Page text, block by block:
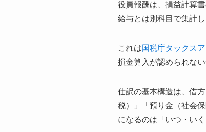
役員報酬は、損益計算
給与とは別科目で集計
これは 国税庁タックス
損金算入が認められな
仕訳の基本構造は、借
税）」「預り金（社会
になるのは「いつ・い